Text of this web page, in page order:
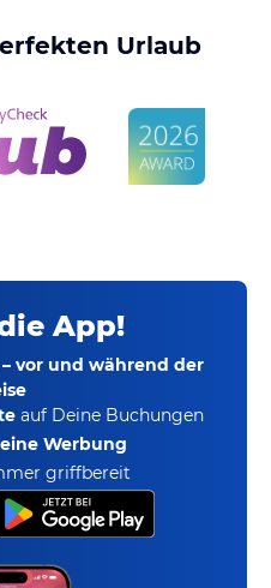
Urlaub
App!
vor und während der
auf Deine Buchungen
Werbung
griffbereit